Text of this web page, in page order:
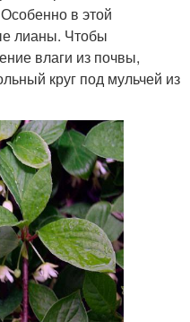
в этой
лианы. Чтобы
влаги из почвы,
круг под мульчей из